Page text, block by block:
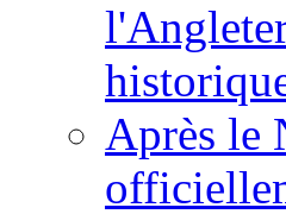
Après le